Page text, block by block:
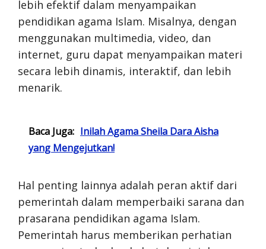
lebih efektif dalam menyampaikan
pendidikan agama Islam. Misalnya, dengan
menggunakan multimedia, video, dan
internet, guru dapat menyampaikan materi
secara lebih dinamis, interaktif, dan lebih
menarik.
Baca Juga: Inilah Agama Sheila Dara Aisha
yang Mengejutkan!
Hal penting lainnya adalah peran aktif dari
pemerintah dalam memperbaiki sarana dan
prasarana pendidikan agama Islam.
Pemerintah harus memberikan perhatian